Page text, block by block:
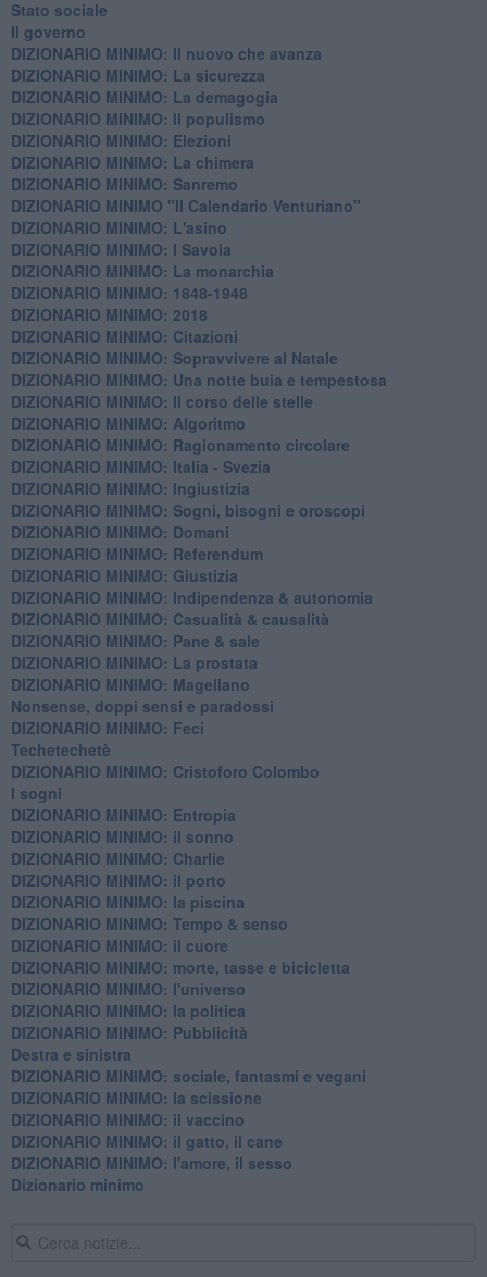
Stato sociale
Il governo
DIZIONARIO MINIMO: Il nuovo che avanza
DIZIONARIO MINIMO: La sicurezza
DIZIONARIO MINIMO: La demagogia
DIZIONARIO MINIMO: Il populismo
DIZIONARIO MINIMO: Elezioni
DIZIONARIO MINIMO: La chimera
DIZIONARIO MINIMO: Sanremo
DIZIONARIO MINIMO "Il Calendario Venturiano"
DIZIONARIO MINIMO: L'asino
DIZIONARIO MINIMO: I Savoia
DIZIONARIO MINIMO: La monarchia
DIZIONARIO MINIMO: 1848-1948
DIZIONARIO MINIMO: 2018
DIZIONARIO MINIMO: Citazioni
DIZIONARIO MINIMO: ​Sopravvivere al Natale
DIZIONARIO MINIMO: ​Una notte buia e tempestosa
DIZIONARIO MINIMO: Il corso delle stelle
DIZIONARIO MINIMO: Algoritmo
DIZIONARIO MINIMO: Ragionamento circolare
DIZIONARIO MINIMO: Italia - Svezia
DIZIONARIO MINIMO: ​Ingiustizia
DIZIONARIO MINIMO: ​Sogni, bisogni e oroscopi
DIZIONARIO MINIMO: Domani
DIZIONARIO MINIMO: Referendum
DIZIONARIO MINIMO: Giustizia
DIZIONARIO MINIMO: ​Indipendenza & autonomia
DIZIONARIO MINIMO: ​Casualità & causalità
​DIZIONARIO MINIMO: Pane & sale
DIZIONARIO MINIMO: La prostata
​DIZIONARIO MINIMO: Magellano
Nonsense, doppi sensi e paradossi
DIZIONARIO MINIMO: Feci
Techetechetè
DIZIONARIO MINIMO: Cristoforo Colombo
I sogni
DIZIONARIO MINIMO: Entropia
DIZIONARIO MINIMO: il sonno
DIZIONARIO MINIMO: Charlie
DIZIONARIO MINIMO: il porto
DIZIONARIO MINIMO: la piscina
DIZIONARIO MINIMO: Tempo & senso
DIZIONARIO MINIMO: il cuore
DIZIONARIO MINIMO: morte, tasse e bicicletta
DIZIONARIO MINIMO: l'universo
DIZIONARIO MINIMO: la politica
DIZIONARIO MINIMO: Pubblicità
Destra e sinistra
DIZIONARIO MINIMO: sociale, fantasmi e vegani
DIZIONARIO MINIMO: la scissione
DIZIONARIO MINIMO: il vaccino
DIZIONARIO MINIMO: il gatto, il cane
DIZIONARIO MINIMO: l'amore, il sesso
Dizionario minimo